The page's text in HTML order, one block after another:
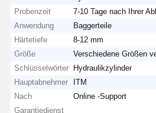
Probenzeit
7-10 Tage nach Ihrer
Anwendung
Baggerteile
Härtetiefe
8-12 mm
Größe
Verschiedene Größen
Schlüsselwörter
Hydraulikzylinder
Hauptabnehmer
ITM
Nach
Garantiedienst
Online -Support